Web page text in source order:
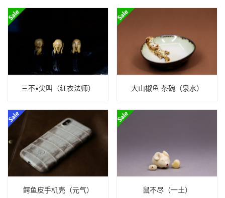
三不•尖叫（红衣法师） 大山椒鱼 茶碗（泉水）
鳄鱼皮手机壳（元气） 鼠不尽（一土）